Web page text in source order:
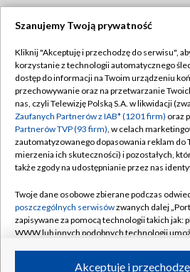
TVP
Abonament TVP
Emisja w TVP
Centrum informacji TVP
Naziemna Telewizja Cyfrowa
Rada Programowa
System NOS
Informacje o nadawcy
Regulamin
Polityka
Moje
Pomoc
Kontakt
Kanały
Szanujemy Twoją prywatność
Kliknij "Akceptuję i przechodzę do serwisu",
korzystanie z technologii automatycznego
dostęp do informacji na Twoim urządzeniu
przechowywanie oraz na przetwarzanie
nas, czyli Telewizję Polską S.A. w likwidacji
Zaufanych Partnerów z IAB* (1201 firm) oraz
Partnerów TVP (93 firm), w celach
zautomatyzowanego dopasowania reklam do
mierzenia ich skuteczności) i pozostałych,
także zgody na udostępnianie przez nas
Twoje dane osobowe zbierane podczas
poszczególnych serwisówzwanych dalej
zapisywane za pomocą technologii takich jak:
WWW lub innych podobnych technologii
Akceptuję i